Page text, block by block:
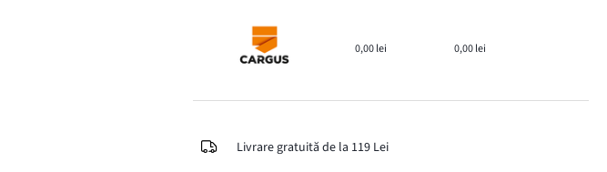
0,00 lei 0,00 lei
Livrare gratuită de la 119 Lei